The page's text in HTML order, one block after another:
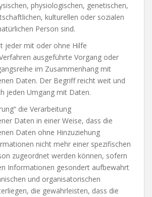
physiologischen, genetischen,
kulturellen oder sozialen
Person sind.
jeder mit oder ohne Hilfe
ausgeführte Vorgang oder
im Zusammenhang mit
Daten. Der Begriff reicht weit und
jeden Umgang mit Daten.
die Verarbeitung
Daten in einer Weise, dass die
Daten ohne Hinzuziehung
nicht mehr einer spezifischen
zugeordnet werden können, sofern
Informationen gesondert aufbewahrt
und organisatorischen
die gewährleisten, dass die